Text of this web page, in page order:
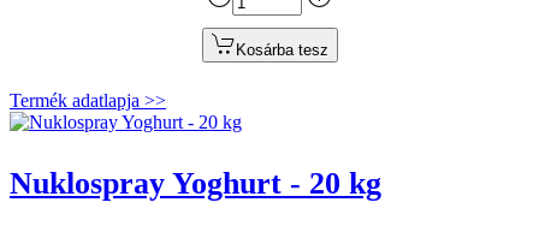
Kosárba tesz
Termék adatlapja >>
Nuklospray Yoghurt - 20 kg